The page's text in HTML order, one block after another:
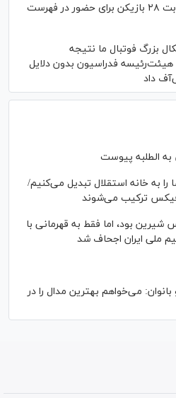
پیاتزا به تهران رسید؛ رقابت ۲۸ بازیکن برای حضور در فهرست
بزرگ فوتبال ما نتیجه
فدراسیون بدون دلایل
داد
الطلبه پیوست
را به خانه استقلال تبدیل می‌کنیم/
شیرین بود، اما فقط به قهرمانی با
ملی ایران اجحاف شد
می‌خواهم بهترین مدال را در